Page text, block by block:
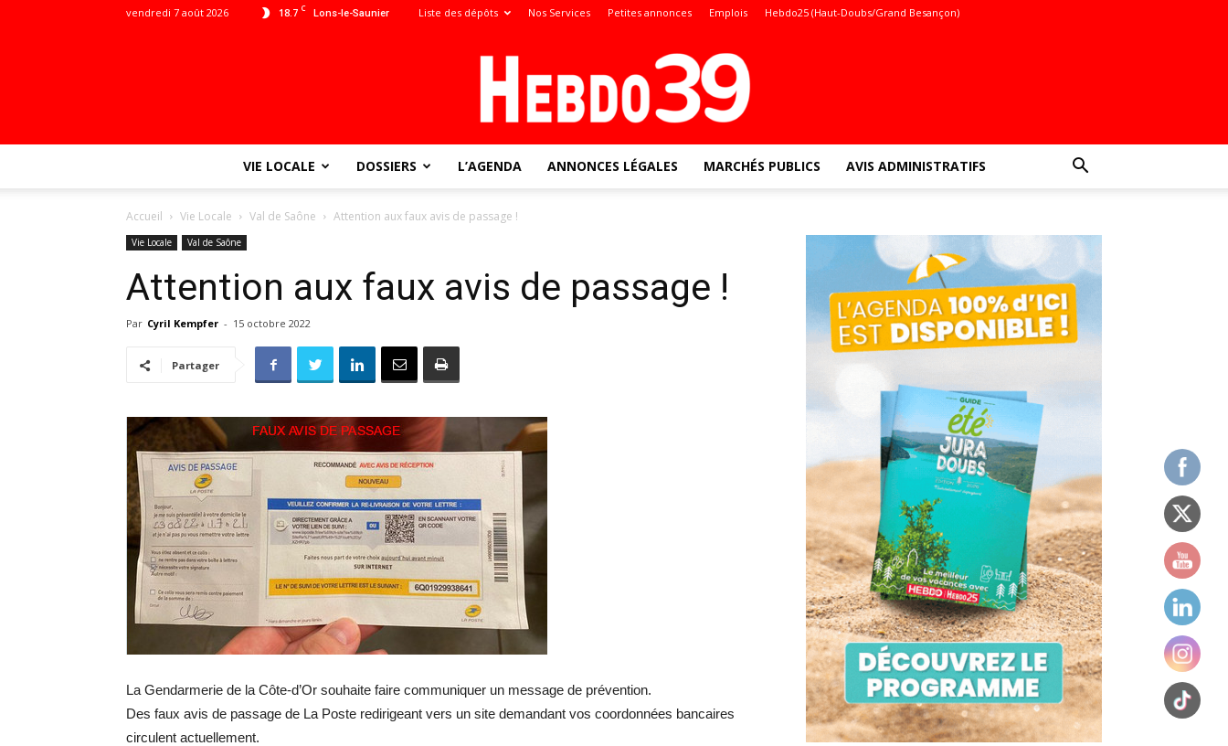
18.7 C Lons-le-Saunier
vendredi 7 août 2026 Liste des dépôts Nos Services Petites annonces Emplois Hebdo25 (Haut-Doubs/Grand Besançon)
VIE LOCALE DOSSIERS L’AGENDA ANNONCES LÉGALES MARCHÉS PUBLICS AVIS ADMINISTRATIFS
Accueil Vie Locale Val de Saône Attention aux faux avis de passage !
Vie Locale Val de Saône
Attention aux faux avis de passage !
Par Cyril Kempfer - 15 octobre 2022
Partager
La Gendarmerie de la Côte-d’Or souhaite faire communiquer un message de prévention.
Des faux avis de passage de La Poste redirigeant vers un site demandant vos coordonnées bancaires
circulent actuellement.